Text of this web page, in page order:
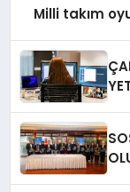
Milli takım